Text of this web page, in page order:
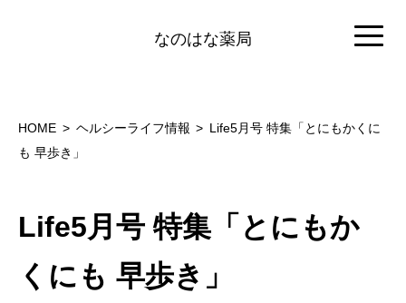
なのはな薬局
HOME ヘルシーライフ情報
Life5月号 特集「とにもかくに
も 早歩き」
Life5月号 特集「とにもか
くにも 早歩き」